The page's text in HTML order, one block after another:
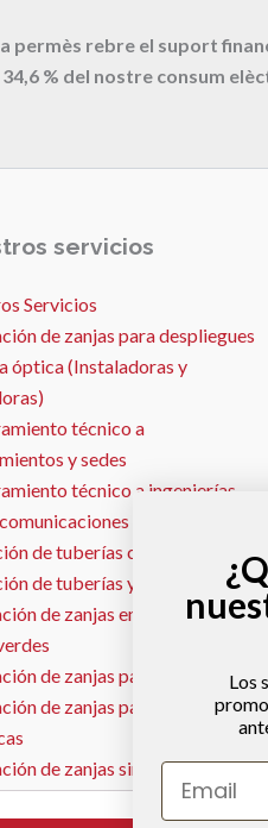
permès rebre el suport
34,6 % del nostre consum
servicios
Servicios
de zanjas para despliegues
óptica (Instaladoras y
técnico a
y sedes
técnico a ingenierías
de tuberías con Georadar
de tuberías y conductos
de zanjas en jardines y
de zanjas para gas natural
de zanjas para redes
de zanjas sin escombros –
con aspirado
Los
Email